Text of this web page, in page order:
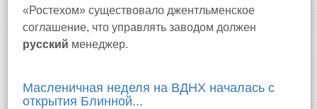
«Ростехом» существовало джентльменское
соглашение, что управлять заводом должен
русский менеджер.
Масленичная неделя на ВДНХ началась с
открытия Блинной...